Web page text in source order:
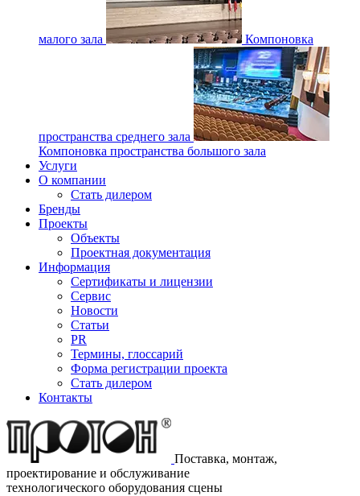
малого зала Компоновка
пространства среднего зала
Компоновка пространства большого зала
Услуги
О компании
Стать дилером
Бренды
Проекты
Объекты
Проектная документация
Информация
Сертификаты и лицензии
Сервис
Новости
Статьи
PR
Термины, глоссарий
Форма регистрации проекта
Стать дилером
Контакты
Поставка, монтаж,
проектирование и обслуживание
технологического оборудования сцены